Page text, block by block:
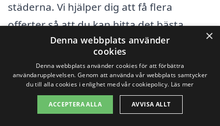
städerna. Vi hjälper dig att få flera
offerter så att du kan hitta det bästa
alternativet för just dina behov.
Om du bor i Rockneby och letar efter
professionell snöskottning är det bra att
också överväga företag i närliggande
×
Denna webbplats använder
cookies
Denna webbplats använder cookies för att förbättra
användarupplevelsen. Genom att använda vår webbplats samtycker
du till alla cookies i enlighet med vår cookiepolicy. Läs mer
ACCEPTERA ALLA AVVISA ALLT